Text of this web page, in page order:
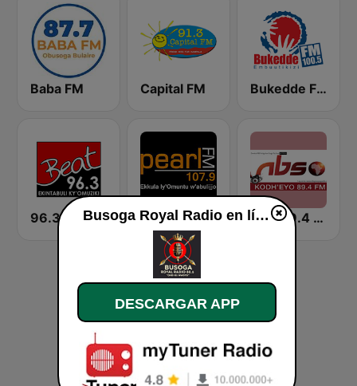
Baba FM Capital FM Bukedde FM
96.3 Beat FM Uganda Pearl FM NBS 89.4 FM
Busoga Royal Radio en línea
DESCARGAR APP